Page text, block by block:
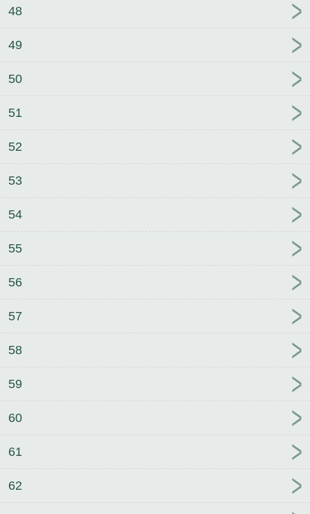
48
49
50
51
52
53
54
55
56
57
58
59
60
61
62